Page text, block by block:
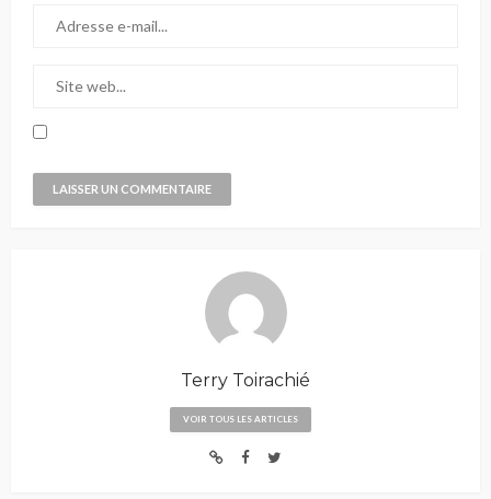
Terry Toirachié
VOIR TOUS LES ARTICLES